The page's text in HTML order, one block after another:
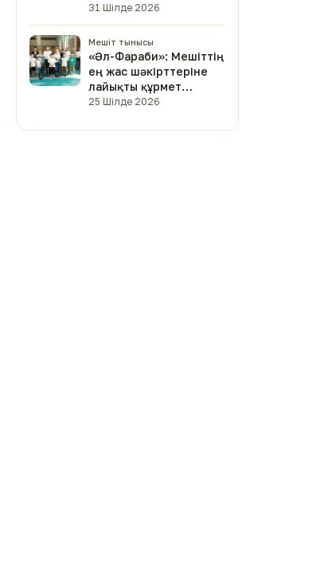
(фото)
31 Шілде 2026
Мешіт тынысы
«Әл-Фараби»: Мешіттің
ең жас шәкірттеріне
лайықты құрмет
көрсетілді (фото)
25 Шілде 2026